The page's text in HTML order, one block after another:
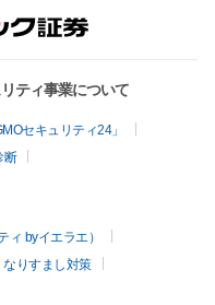
ティ事業について
セキュリティ24」
断
byイエラエ）
なりすまし対策